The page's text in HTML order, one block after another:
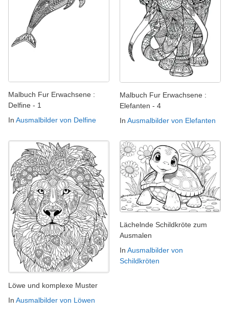
Malbuch Fur Erwachsene :
Delfine - 1
In Ausmalbilder von Delfine
Malbuch Fur Erwachsene :
Elefanten - 4
In Ausmalbilder von Elefanten
Löwe und komplexe Muster
In Ausmalbilder von Löwen
Lächelnde Schildkröte zum
Ausmalen
In Ausmalbilder von
Schildkröten